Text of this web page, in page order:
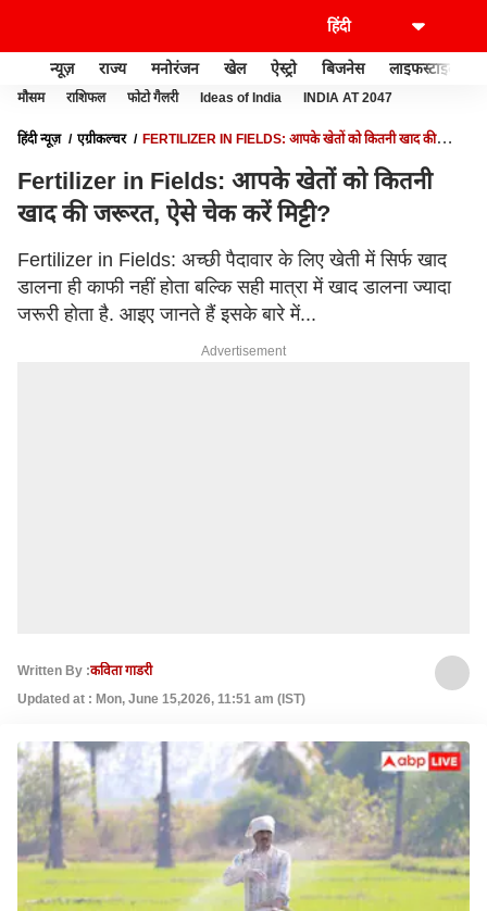
न्यूज़ राज्य मनोरंजन खेल ऐस्ट्रो बिजनेस लाइफस्टाइल
मौसम राशिफल फोटो गैलरी Ideas of India INDIA AT 2047
हिंदी न्यूज़ एग्रीकल्चर
FERTILIZER IN FIELDS: आपके खेतों को कितनी खाद की
Fertilizer in Fields: आपके खेतों को कितनी
खाद की जरूरत, ऐसे चेक करें मिट्टी?
Fertilizer in Fields: अच्छी पैदावार के लिए खेती में सिर्फ खाद
डालना ही काफी नहीं होता बल्कि सही मात्रा में खाद डालना ज्यादा
जरूरी होता है. आइए जानते हैं इसके बारे में...
Advertisement
Written By :कविता गाडरी
Updated at : Mon, June 15,2026, 11:51 am (IST)